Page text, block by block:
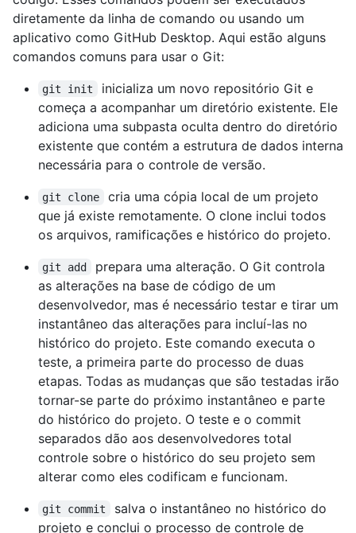
diretamente da linha de comando ou usando um
aplicativo como GitHub Desktop. Aqui estão alguns
comandos comuns para usar o Git:
git init
inicializa um novo repositório Git e
começa a acompanhar um diretório existente. Ele
adiciona uma subpasta oculta dentro do diretório
existente que contém a estrutura de dados interna
necessária para o controle de versão.
git clone
cria uma cópia local de um projeto
que já existe remotamente. O clone inclui todos
os arquivos, ramificações e histórico do projeto.
git add
prepara uma alteração. O Git controla
as alterações na base de código de um
desenvolvedor, mas é necessário testar e tirar um
instantâneo das alterações para incluí-las no
histórico do projeto. Este comando executa o
teste, a primeira parte do processo de duas
etapas. Todas as mudanças que são testadas irão
tornar-se parte do próximo instantâneo e parte
do histórico do projeto. O teste e o commit
separados dão aos desenvolvedores total
controle sobre o histórico do seu projeto sem
alterar como eles codificam e funcionam.
git commit
salva o instantâneo no histórico do
projeto e conclui o processo de controle de